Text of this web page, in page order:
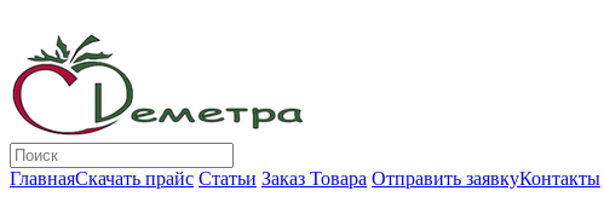
ГлавнаяСкачать прайс Статьи Заказ Товара Отправить заявкуКонтакты